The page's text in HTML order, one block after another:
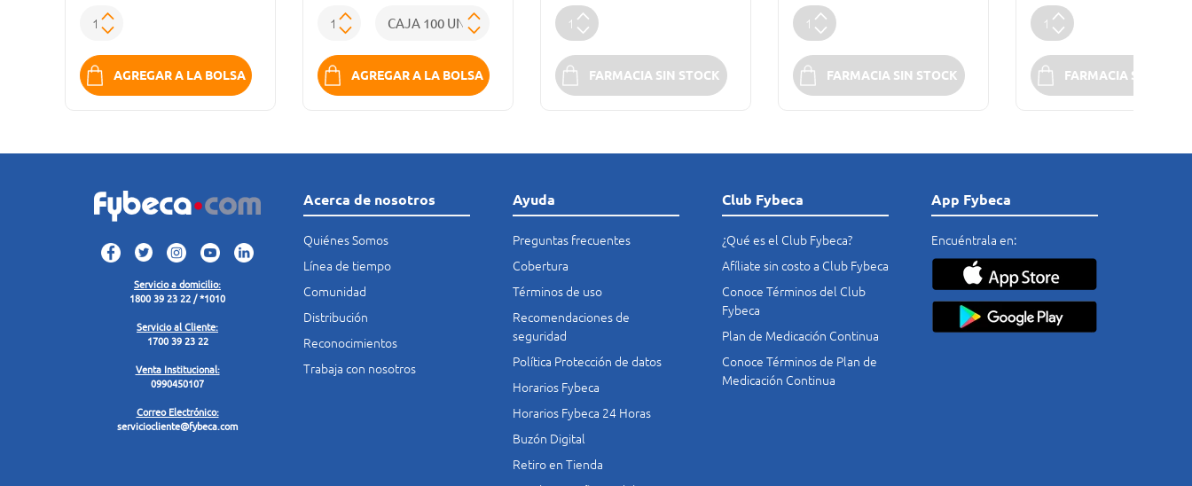
AGREGAR A LA BOLSA AGREGAR A LA BOLSA FARMACIA SIN STOCK FARMACIA SIN STOCK FARMACIA SIN
Servicio a domicilio:
1800 39 23 22 / *1010
Servicio al Cliente:
1700 39 23 22
Venta Institucional:
0990450107
Correo Electrónico:
serviciocliente@fybeca.com
Acerca de nosotros
Quiénes Somos
Línea de tiempo
Comunidad
Distribución
Reconocimientos
Trabaja con nosotros
Ayuda
Preguntas frecuentes
Cobertura
Términos de uso
Recomendaciones de
seguridad
Política Protección de datos
Horarios Fybeca
Horarios Fybeca 24 Horas
Buzón Digital
Retiro en Tienda
Club Fybeca
¿Qué es el Club Fybeca?
Afíliate sin costo a Club Fybeca
Conoce Términos del Club
Fybeca
Plan de Medicación Continua
Conoce Términos de Plan de
Medicación Continua
App Fybeca
Encuéntrala en: